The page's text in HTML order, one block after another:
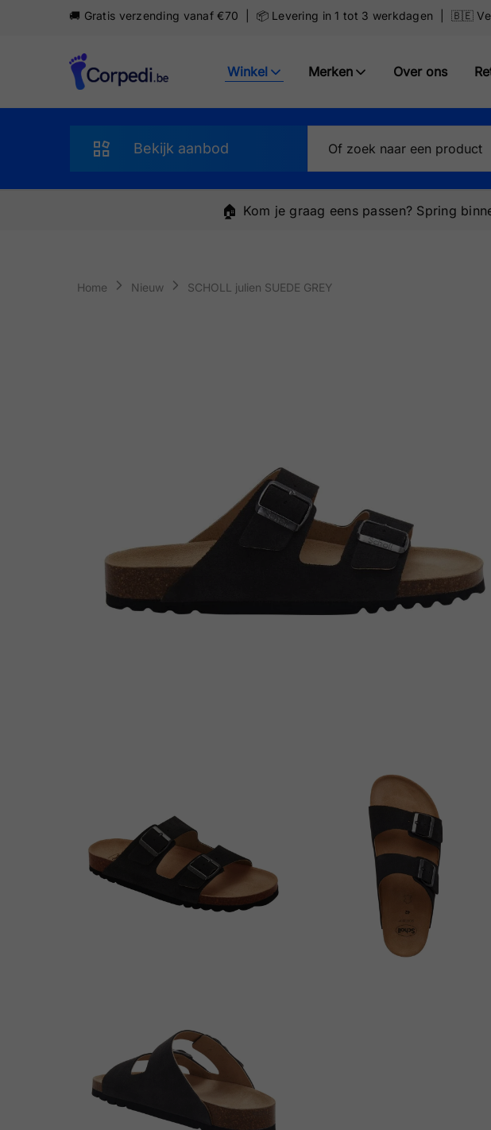
🚚 Gratis verzending vanaf €70 | 📦 Levering in 1 tot 3 werkdagen | 🇧🇪
Corpedi Winkel Merken Over ons
Bekijk aanbod
🏠 Kom je graag eens passen? Spring
Home Nieuw SCHOLL julien SUEDE GREY